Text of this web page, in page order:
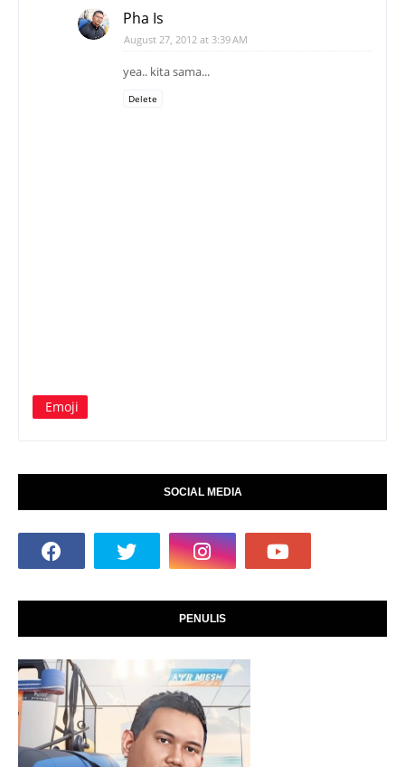
Pha Is
August 27, 2012 at 3:39 AM
yea.. kita sama...
Delete
Emoji
SOCIAL MEDIA
PENULIS